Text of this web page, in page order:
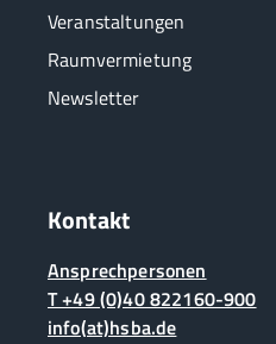
Veranstaltungen
Raumvermietung
Newsletter
Kontakt
Ansprechpersonen
T +49 (0)40 822160-900
info(at)hsba.de